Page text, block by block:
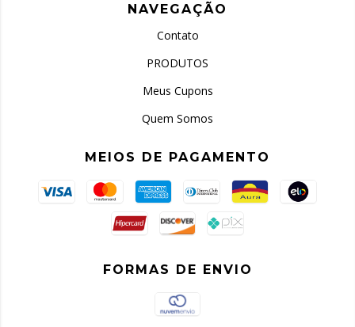
NAVEGAÇÃO
Contato
PRODUTOS
Meus Cupons
Quem Somos
MEIOS DE PAGAMENTO
FORMAS DE ENVIO